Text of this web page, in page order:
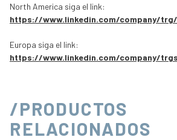
North America siga el link:
https://www.linkedin.com/company/trg/
Europa siga el link:
https://www.linkedin.com/company/
/PRODUCTOS
RELACIONADOS